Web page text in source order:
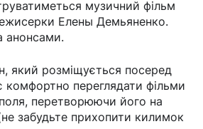
музичний фільм
Елены Демьяненко.
анонсами.
який розміщується посеред
комфортно переглядати фільми
перетворюючи його на
забудьте прихопити килимок